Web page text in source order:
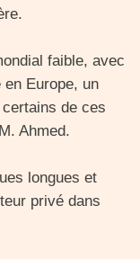
faible, avec
en Europe, un
de ces
Ahmed.
longues et
privé dans